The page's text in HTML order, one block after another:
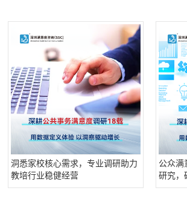
洞悉家校核心需求，专业调研助力
教培行业稳健经营
公众满
研究，